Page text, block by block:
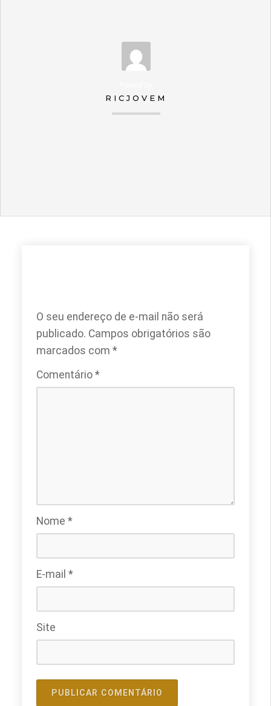
RICJOVEM
O seu endereço de e-mail não será
publicado. Campos obrigatórios são
marcados com *
Comentário *
Nome *
E-mail *
Site